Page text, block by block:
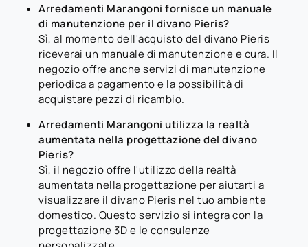
Arredamenti Marangoni fornisce un manuale
di manutenzione per il divano Pieris?
Sì, al momento dell'acquisto del divano Pieris
riceverai un manuale di manutenzione e cura. Il
negozio offre anche servizi di manutenzione
periodica a pagamento e la possibilità di
acquistare pezzi di ricambio.
Arredamenti Marangoni utilizza la realtà
aumentata nella progettazione del divano
Pieris?
Sì, il negozio offre l'utilizzo della realtà
aumentata nella progettazione per aiutarti a
visualizzare il divano Pieris nel tuo ambiente
domestico. Questo servizio si integra con la
progettazione 3D e le consulenze